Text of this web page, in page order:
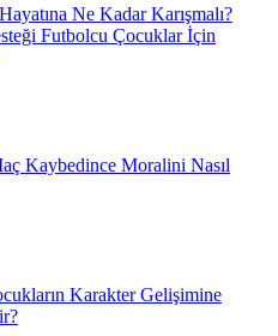
Ne Kadar Karışmalı?
Futbolcu Çocuklar İçin
Kaybedince Moralini Nasıl
Karakter Gelişimine